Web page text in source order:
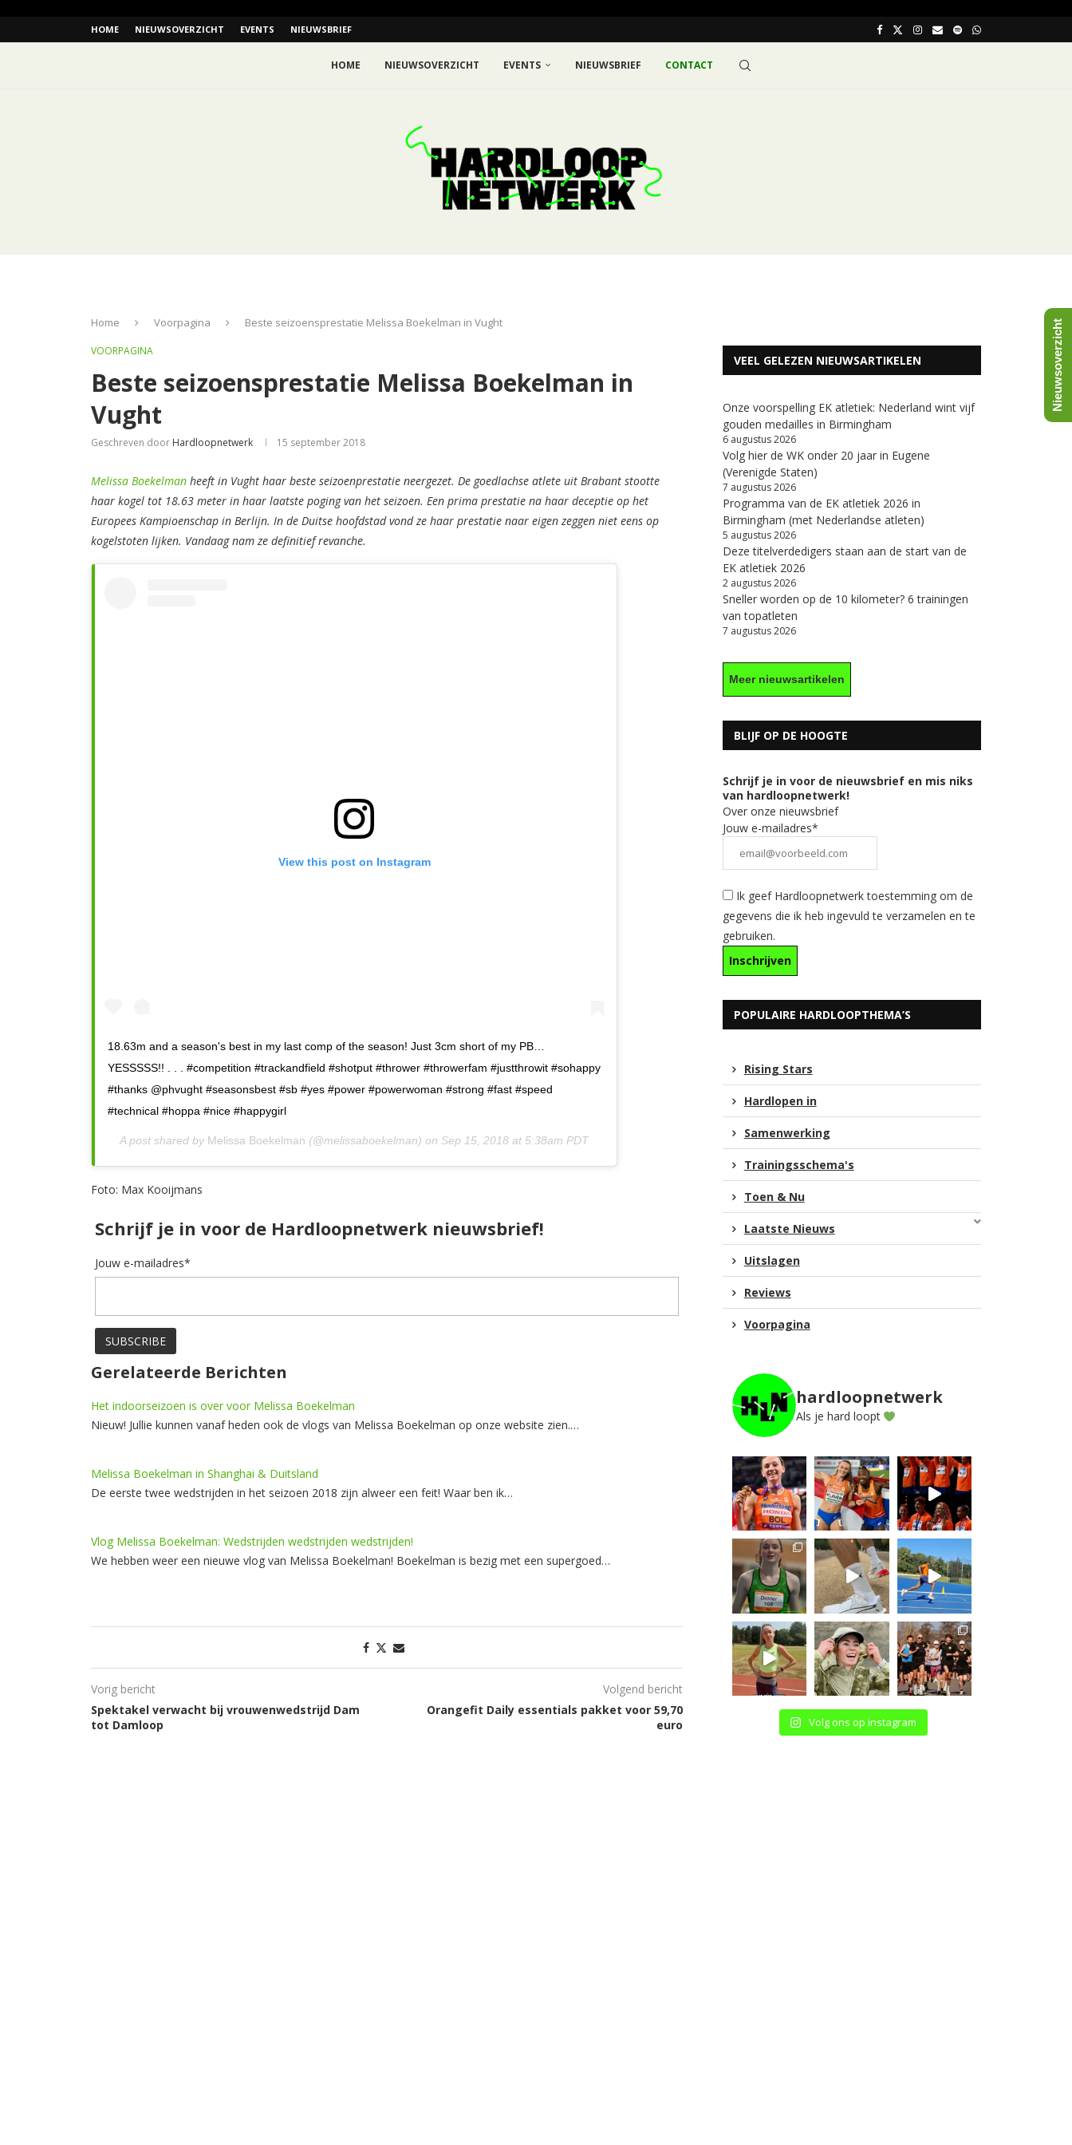
HOME NIEUWSOVERZICHT EVENTS NIEUWSBRIEF
HOME NIEUWSOVERZICHT EVENTS NIEUWSBRIEF CONTACT
Home Voorpagina Beste seizoensprestatie Melissa Boekelman in Vught
VOORPAGINA
Beste seizoensprestatie Melissa Boekelman in
Vught
Geschreven door Hardloopnetwerk 15 september 2018
Melissa Boekelman heeft in Vught haar beste seizoenprestatie neergezet. De goedlachse atlete uit Brabant stootte
haar kogel tot 18.63 meter in haar laatste poging van het seizoen. Een prima prestatie na haar deceptie op het
Europees Kampioenschap in Berlijn. In de Duitse hoofdstad vond ze haar prestatie naar eigen zeggen niet eens op
kogelstoten lijken. Vandaag nam ze definitief revanche.
View this post on Instagram
18.63m and a season's best in my last comp of the season! Just 3cm short of my PB…
YESSSSS!! . . . #competition #trackandfield #shotput #thrower #throwerfam #justthrowit #sohappy
#thanks @phvught #seasonsbest #sb #yes #power #powerwoman #strong #fast #speed
#technical #hoppa #nice #happygirl
A post shared by Melissa Boekelman (@melissaboekelman) on Sep 15, 2018 at 5:38am PDT
Foto: Max Kooijmans
Schrijf je in voor de Hardloopnetwerk nieuwsbrief!
Jouw e-mailadres*
Gerelateerde Berichten
Het indoorseizoen is over voor Melissa Boekelman
Nieuw! Jullie kunnen vanaf heden ook de vlogs van Melissa Boekelman op onze website zien.…
Melissa Boekelman in Shanghai & Duitsland
De eerste twee wedstrijden in het seizoen 2018 zijn alweer een feit! Waar ben ik…
Vlog Melissa Boekelman: Wedstrijden wedstrijden wedstrijden!
We hebben weer een nieuwe vlog van Melissa Boekelman! Boekelman is bezig met een supergoed…
Vorig bericht
Spektakel verwacht bij vrouwenwedstrijd Dam
tot Damloop
Volgend bericht
Orangefit Daily essentials pakket voor 59,70
euro
VEEL GELEZEN NIEUWSARTIKELEN
Onze voorspelling EK atletiek: Nederland wint vijf
gouden medailles in Birmingham
6 augustus 2026
Volg hier de WK onder 20 jaar in Eugene
(Verenigde Staten)
7 augustus 2026
Programma van de EK atletiek 2026 in
Birmingham (met Nederlandse atleten)
5 augustus 2026
Deze titelverdedigers staan aan de start van de
EK atletiek 2026
2 augustus 2026
Sneller worden op de 10 kilometer? 6 trainingen
van topatleten
7 augustus 2026
Meer nieuwsartikelen
BLIJF OP DE HOOGTE
Schrijf je in voor de nieuwsbrief en mis niks
van hardloopnetwerk!
Over onze nieuwsbrief
Jouw e-mailadres*
Ik geef Hardloopnetwerk toestemming om de
gegevens die ik heb ingevuld te verzamelen en te
gebruiken.
POPULAIRE HARDLOOPTHEMA’S
Rising Stars
Hardlopen in
Samenwerking
Trainingsschema's
Toen & Nu
Laatste Nieuws
Uitslagen
Reviews
Voorpagina
hardloopnetwerk
Als je hard loopt
Volg ons op instagram
Nieuwsoverzicht